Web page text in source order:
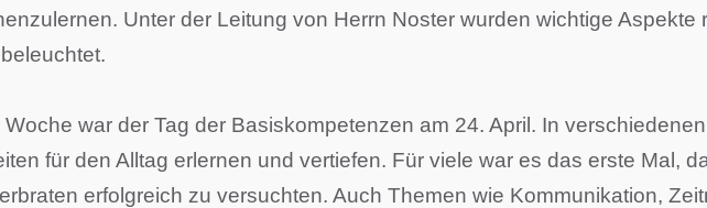
Unter der Leitung von Herrn Noster wurden wichtige
war der Tag der Basiskompetenzen am 24. April. In
für den Alltag erlernen und vertiefen. Für viele war es das erste Mal,
erfolgreich zu versuchten. Auch Themen wie Kommunikation,